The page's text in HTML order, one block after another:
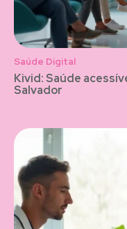
Saúde Digital
Kivid: Saúde
Salvador